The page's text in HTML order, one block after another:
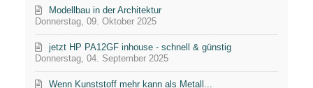
Donnerstag, 09. Oktober 2025
Modellbau in der Architektur
Donnerstag, 04. September 2025
jetzt HP PA12GF inhouse - schnell & günstig
Wenn Kunststoff mehr kann als Metall...